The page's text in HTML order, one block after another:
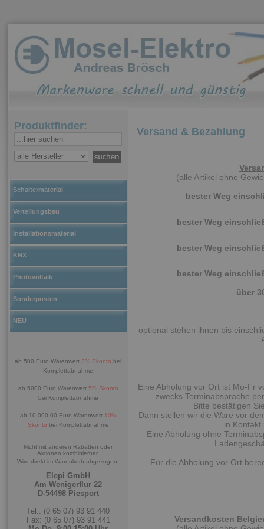
Produktfinder:
Schaltermaterial
Verteilungsbau
Installationsmaterial
KNX
Photovoltaik
Sonderposten
NEU
ab 500 Euro Warenwert 3% Skonto bei
Komplettabnahme
ab 5000 Euro Warenwert 5% Skonto
bei Komplettabnahme
ab 10.000,00 Euro Warenwert 10%
Skonto bei Komplettabnahme
Nicht mit anderen Rabatten oder
Aktionen kombinierbar.
Wird direkt im Warenkorb abgezogen.
Elepi GmbH
Am Wenigerflur 22
D-54498 Piesport
Tel.: (0 65 07) 93 91 440
Fax: (0 65 07) 93 91 441
Versand & Bezahlung
(alle Artikel ohne
bester Weg
bester Weg
bester Weg
bester Weg
über
optional stehen ihnen bis
Eine Abholung vor Ort ist Mo-Fr
zwecks Terminabsprache
Bitte bestätigen
Dann stellen wir die Ware vor
in
Eine Abholung ohne
Für die Abholung vor Ort
Versandkosten